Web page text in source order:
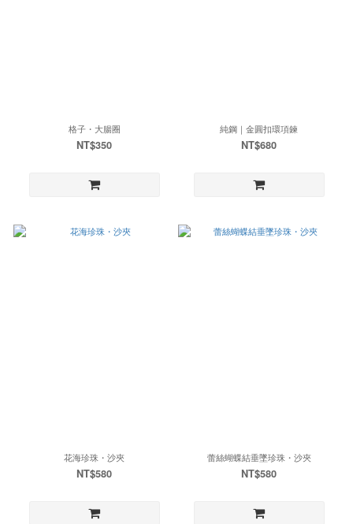
格子・大腸圈
NT$350
純鋼｜金圓扣環項鍊
NT$680
花海珍珠・沙夾
NT$580
蕾絲蝴蝶結垂墜珍珠・沙夾
NT$580